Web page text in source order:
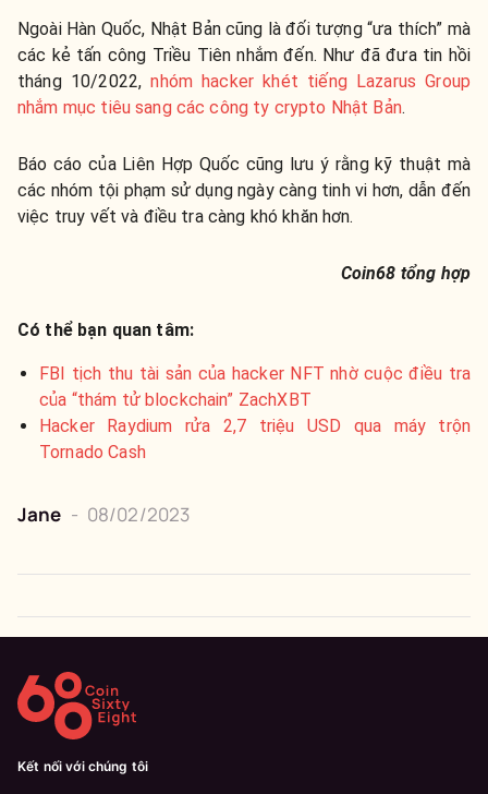
Ngoài Hàn Quốc, Nhật Bản cũng là đối tượng “ưa thích” mà
các kẻ tấn công Triều Tiên nhắm đến. Như đã đưa tin hồi
tháng 10/2022,nhóm hacker khét tiếng Lazarus Group
nhắm mục tiêu sang các công ty crypto Nhật Bản.
Báo cáo của Liên Hợp Quốc cũng lưu ý rằng kỹ thuật mà
các nhóm tội phạm sử dụng ngày càng tinh vi hơn, dẫn đến
việc truy vết và điều tra càng khó khăn hơn.
Coin68 tổng hợp
Có thể bạn quan tâm:
FBI tịch thu tài sản của hacker NFT nhờ cuộc điều tra
của “thám tử blockchain” ZachXBT
Hacker Raydium rửa 2,7 triệu USD qua máy trộn
Tornado Cash
Jane - 08/02/2023
Kết nối với chúng tôi